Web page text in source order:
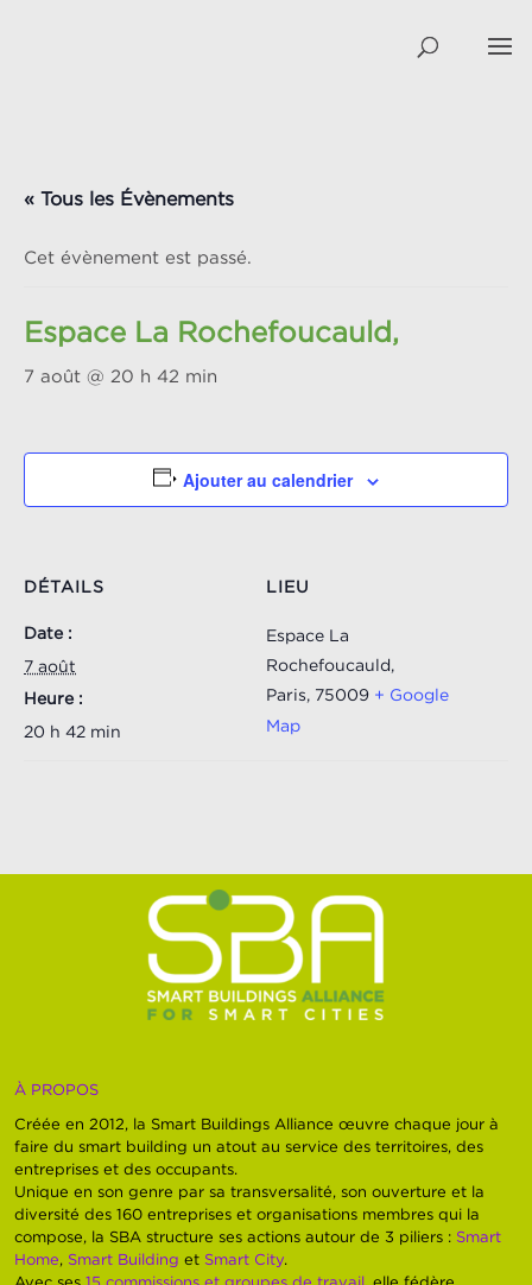
« Tous les Évènements
Cet évènement est passé.
Espace La Rochefoucauld,
7 août @ 20 h 42 min
Ajouter au calendrier
DÉTAILS
Date :
7 août
Heure :
20 h 42 min
LIEU
Espace La
Rochefoucauld,
Paris, 75009 + Google
Map
À PROPOS
Créée en 2012, la Smart Buildings Alliance œuvre chaque jour à
faire du smart building un atout au service des territoires, des
entreprises et des occupants.
Unique en son genre par sa transversalité, son ouverture et la
diversité des 160 entreprises et organisations membres qui la
compose, la SBA structure ses actions autour de 3 piliers : Smart
Home, Smart Building et Smart City.
Avec ses15 commissions et groupes de travail, elle fédère